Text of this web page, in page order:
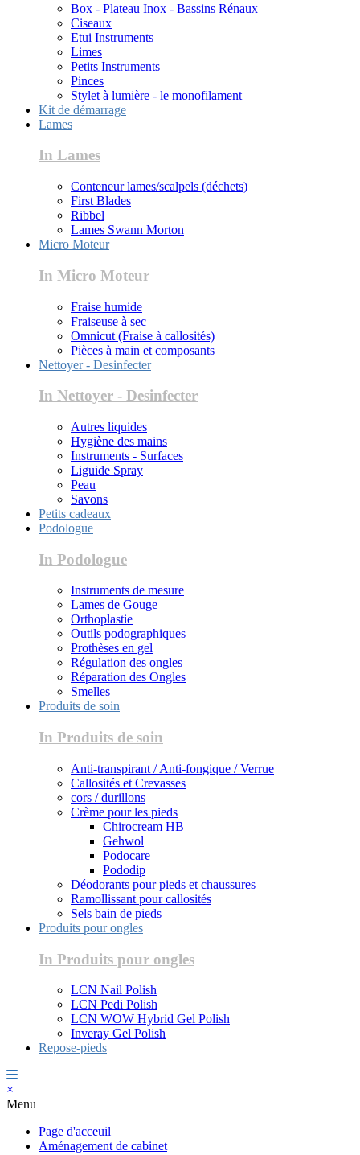
Box - Plateau Inox - Bassins Rénaux
Ciseaux
Etui Instruments
Limes
Petits Instruments
Pinces
Stylet à lumière - le monofilament
Kit de démarrage
Lames
In Lames
Conteneur lames/scalpels (déchets)
First Blades
Ribbel
Lames Swann Morton
Micro Moteur
In Micro Moteur
Fraise humide
Fraiseuse à sec
Omnicut (Fraise à callosités)
Pièces à main et composants
Nettoyer - Desinfecter
In Nettoyer - Desinfecter
Autres liquides
Hygiène des mains
Instruments - Surfaces
Liguide Spray
Peau
Savons
Petits cadeaux
Podologue
In Podologue
Instruments de mesure
Lames de Gouge
Orthoplastie
Outils podographiques
Prothèses en gel
Régulation des ongles
Réparation des Ongles
Smelles
Produits de soin
In Produits de soin
Anti-transpirant / Anti-fongique / Verrue
Callosités et Crevasses
cors / durillons
Crème pour les pieds
Chirocream HB
Gehwol
Podocare
Pododip
Déodorants pour pieds et chaussures
Ramollissant pour callosités
Sels bain de pieds
Produits pour ongles
In Produits pour ongles
LCN Nail Polish
LCN Pedi Polish
LCN WOW Hybrid Gel Polish
Inveray Gel Polish
Repose-pieds
×
Menu
Page d'acceuil
Aménagement de cabinet